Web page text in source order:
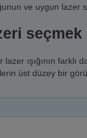
ve uygun lazer
seçmek
lazer ışığının
üst düzey bir